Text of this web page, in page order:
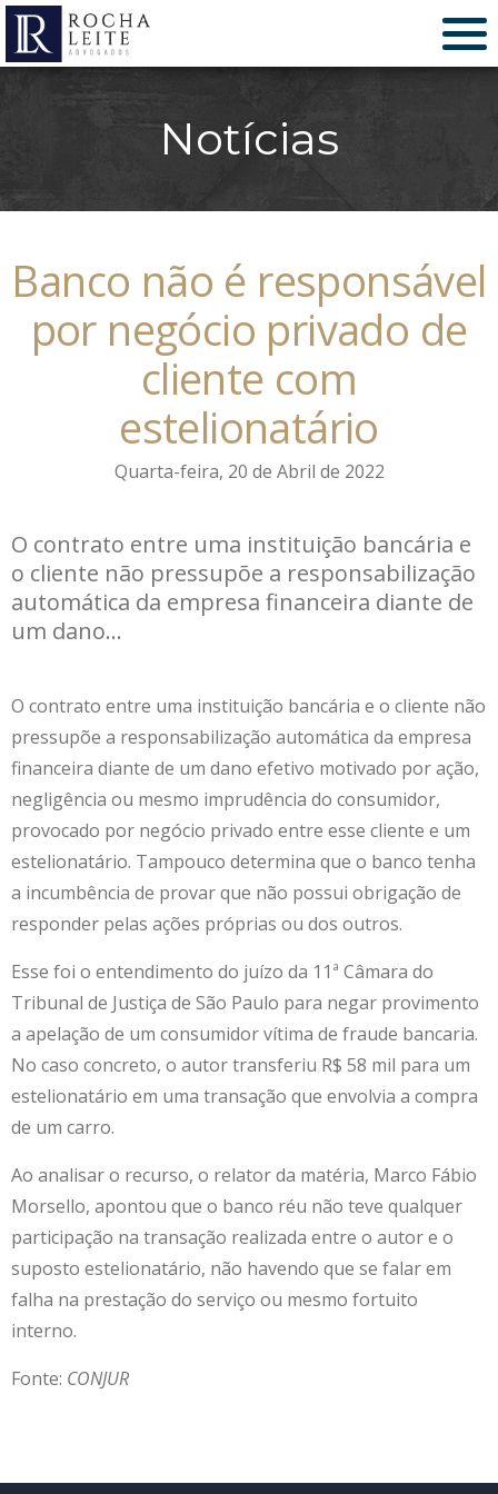
Notícias
Banco não é responsável
por negócio privado de
cliente com
estelionatário
Quarta-feira, 20 de Abril de 2022
O contrato entre uma instituição bancária e
o cliente não pressupõe a responsabilização
automática da empresa financeira diante de
um dano...
O contrato entre uma instituição bancária e o cliente não
pressupõe a responsabilização automática da empresa
financeira diante de um dano efetivo motivado por ação,
negligência ou mesmo imprudência do consumidor,
provocado por negócio privado entre esse cliente e um
estelionatário. Tampouco determina que o banco tenha
a incumbência de provar que não possui obrigação de
responder pelas ações próprias ou dos outros.
Esse foi o entendimento do juízo da 11ª Câmara do
Tribunal de Justiça de São Paulo para negar provimento
a apelação de um consumidor vítima de fraude bancaria.
No caso concreto, o autor transferiu R$ 58 mil para um
estelionatário em uma transação que envolvia a compra
de um carro.
Ao analisar o recurso, o relator da matéria, Marco Fábio
Morsello, apontou que o banco réu não teve qualquer
participação na transação realizada entre o autor e o
suposto estelionatário, não havendo que se falar em
falha na prestação do serviço ou mesmo fortuito
interno.
Fonte: CONJUR